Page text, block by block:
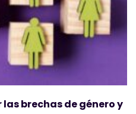
brechas de género y